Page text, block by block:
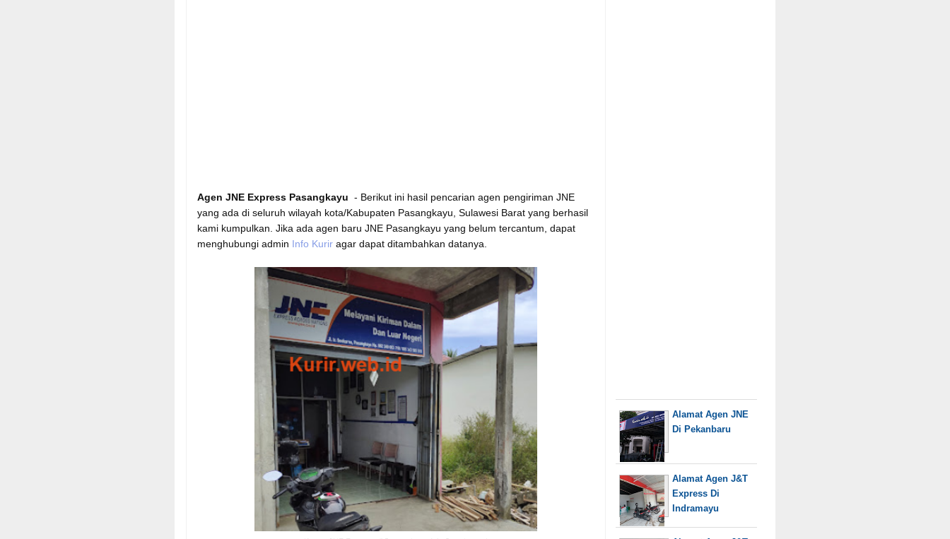
Agen JNE Express Pasangkayu - Berikut ini hasil pencarian agen pengiriman JNE
yang ada di seluruh wilayah kota/Kabupaten Pasangkayu, Sulawesi Barat yang berhasil
kami kumpulkan. Jika ada agen baru JNE Pasangkayu yang belum tercantum, dapat
menghubungi admin Info Kurir agar dapat ditambahkan datanya.
Alamat Agen JNE
Di Pekanbaru
Alamat Agen J&T
Express Di
Indramayu